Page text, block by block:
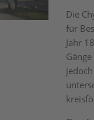
Die
für
Jahr